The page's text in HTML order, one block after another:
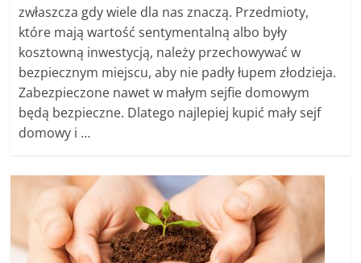
zwłaszcza gdy wiele dla nas znaczą. Przedmioty,
które mają wartość sentymentalną albo były
kosztowną inwestycją, należy przechowywać w
bezpiecznym miejscu, aby nie padły łupem złodzieja.
Zabezpieczone nawet w małym sejfie domowym
będą bezpieczne. Dlatego najlepiej kupić mały sejf
domowy i …